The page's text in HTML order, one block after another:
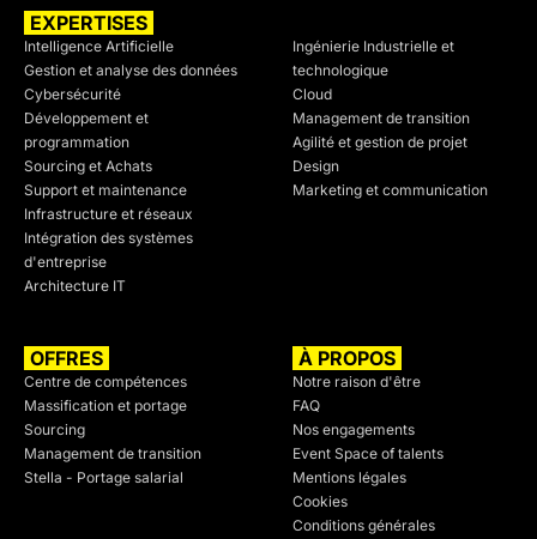
EXPERTISES
Intelligence Artificielle
Gestion et analyse des données
Cybersécurité
Développement et
programmation
Sourcing et Achats
Support et maintenance
Infrastructure et réseaux
Intégration des systèmes
d'entreprise
Architecture IT
Ingénierie Industrielle et
technologique
Cloud
Management de transition
Agilité et gestion de projet
Design
Marketing et communication
OFFRES
Centre de compétences
Massification et portage
Sourcing
Management de transition
Stella - Portage salarial
À PROPOS
Notre raison d'être
FAQ
Nos engagements
Event Space of talents
Mentions légales
Cookies
Conditions générales